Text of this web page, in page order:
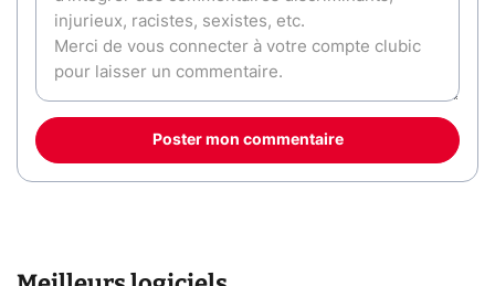
Poster mon commentaire